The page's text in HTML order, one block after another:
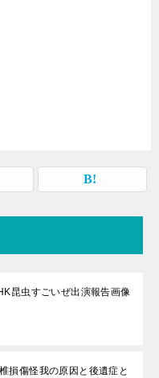
昆虫すごいぜ出演報告画像
損傷怪我の原因と後遺症と